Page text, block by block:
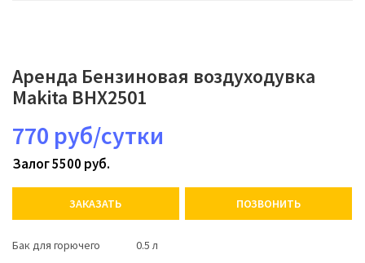
Аренда Бензиновая воздуходувка
Makita BHX2501
770 руб/сутки
Залог 5500 руб.
ЗАКАЗАТЬ ПОЗВОНИТЬ
Бак для горючего
0.5 л